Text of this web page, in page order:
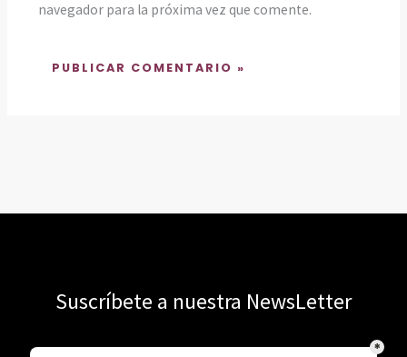
navegador para la próxima vez que comente.
Suscríbete a nuestra NewsLetter